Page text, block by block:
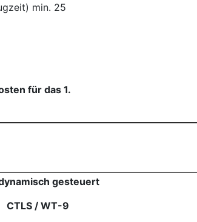
min. 25
für das 1.
gesteuert
CTLS / WT-9